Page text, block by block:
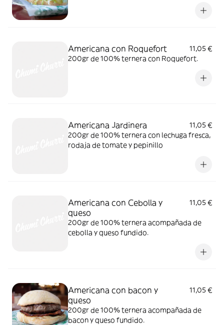
Americana con Roquefort
11,05 €
200gr de 100% ternera con Roquefort.
Americana Jardinera
11,05 €
200gr de 100% ternera con lechuga fresca,
rodaja de tomate y pepinillo
Americana con Cebolla y
queso
11,05 €
200gr de 100% ternera acompañada de
cebolla y queso fundido.
Americana con bacon y
queso
11,05 €
200gr de 100% ternera acompañada de
bacon y queso fundido.